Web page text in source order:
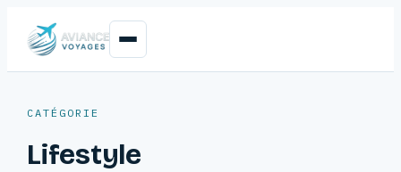
CATÉGORIE
Lifestyle